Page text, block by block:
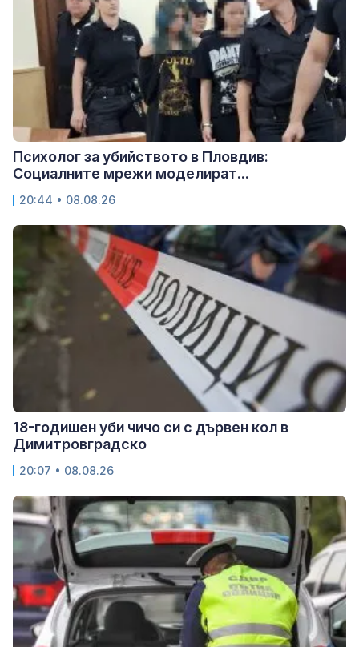
Психолог за убийството в Пловдив:
Социалните мрежи моделират...
20:44 • 08.08.26
18-годишен уби чичо си с дървен кол в
Димитровградско
20:07 • 08.08.26